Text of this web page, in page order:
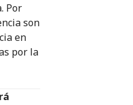
Por
son
en
por la